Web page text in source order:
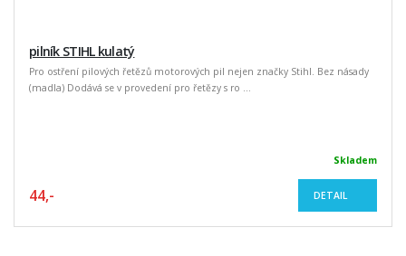
pilník STIHL kulatý
Pro ostření pilových řetězů motorových pil nejen značky Stihl. Bez násady
(madla) Dodává se v provedení pro řetězy s ro ...
Skladem
44,- DETAIL